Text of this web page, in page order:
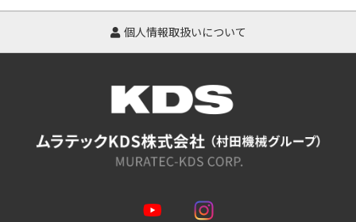
個人情報取扱いについて